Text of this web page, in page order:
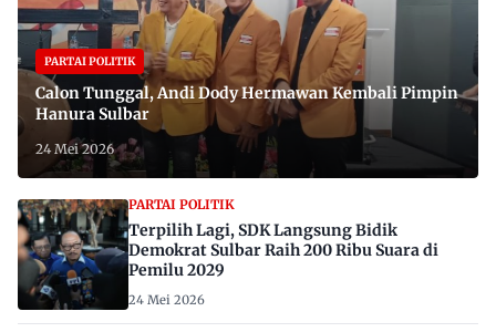
PARTAI POLITIK
Calon Tunggal, Andi Dody Hermawan Kembali Pimpin
Hanura Sulbar
24 Mei 2026
PARTAI POLITIK
Terpilih Lagi, SDK Langsung Bidik
Demokrat Sulbar Raih 200 Ribu Suara di
Pemilu 2029
24 Mei 2026